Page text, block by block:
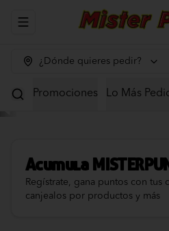
Abrir menu de navegación
¿Dónde quieres pedir?
Promociones Lo Más
Acumula
Regístrate, gana puntos con tus
canjealos por productos y más